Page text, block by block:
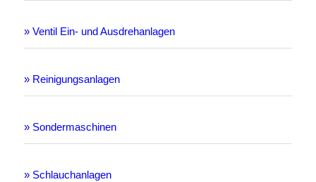
» Ventil Ein- und Ausdrehanlagen
» Reinigungsanlagen
» Sondermaschinen
» Schlauchanlagen